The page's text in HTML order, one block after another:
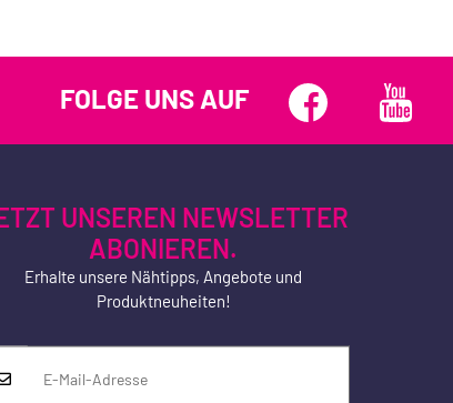
FOLGE UNS AUF
UNSEREN NEWSLETTER
ABONIEREN.
Erhalte unsere Nähtipps, Angebote und
Produktneuheiten!